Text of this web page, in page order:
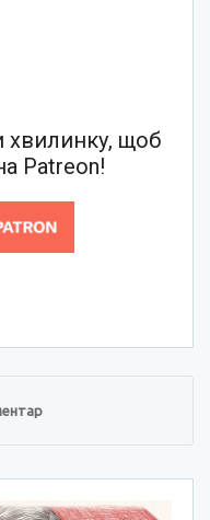
хвилинку, щоб
Patreon!